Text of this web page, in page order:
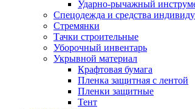
Ударно-рычажный
Спецодежда и средства
Стремянки
Тачки строительные
Уборочный инвентарь
Укрывной материал
Крафтовая бумага
Пленка защитная с лентой
Пленки защитные
Тент